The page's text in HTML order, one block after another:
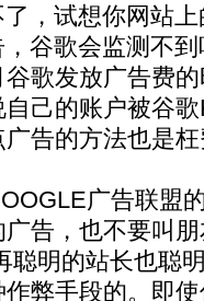
，试想你网站
谷歌会监测不
歌发放广告费
己的账户被谷
告的方法也是
广告联盟
告，也不要叫
聪明的站长也聪
弊手段的。即